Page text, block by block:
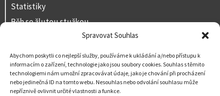
Spravovat Souhlas
Abychom poskytli co nejlepší služby, používáme k ukládání a/nebo přístupu k
informacím o zařízení, technologie jako jsou soubory cookies. Souhlas s těmito
technologiemi nám umožní zpracovávat údaje, jako je chování při procházení
nebo jedinečná ID na tomto webu. Nesouhlas nebo odvolání souhlasu může
nepříznivě ovlivnit určité vlastnosti a funkce.
Statistiky
Běh se žlutou stužkou
Prohlášení o přístupnosti
Napište nám